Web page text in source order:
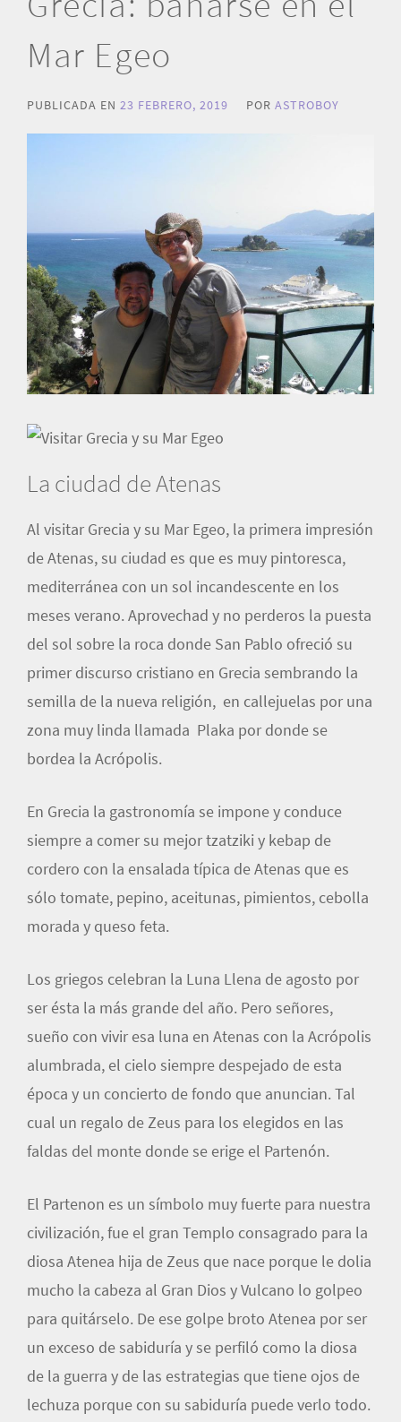
Mar Egeo
PUBLICADA EN 23 FEBRERO, 2019 POR ASTROBOY
La ciudad de Atenas
Al visitar Grecia y su Mar Egeo, la primera impresión
de Atenas, su ciudad es que es muy pintoresca,
mediterránea con un sol incandescente en los
meses verano. Aprovechad y no perderos la puesta
del sol sobre la roca donde San Pablo ofreció su
primer discurso cristiano en Grecia sembrando la
semilla de la nueva religión, en callejuelas por una
zona muy linda llamada Plaka por donde se
bordea la Acrópolis.
En Grecia la gastronomía se impone y conduce
siempre a comer su mejor tzatziki y kebap de
cordero con la ensalada típica de Atenas que es
sólo tomate, pepino, aceitunas, pimientos, cebolla
morada y queso feta.
Los griegos celebran la Luna Llena de agosto por
ser ésta la más grande del año. Pero señores,
sueño con vivir esa luna en Atenas con la Acrópolis
alumbrada, el cielo siempre despejado de esta
época y un concierto de fondo que anuncian. Tal
cual un regalo de Zeus para los elegidos en las
faldas del monte donde se erige el Partenón.
El Partenon es un símbolo muy fuerte para nuestra
civilización, fue el gran Templo consagrado para la
diosa Atenea hija de Zeus que nace porque le dolia
mucho la cabeza al Gran Dios y Vulcano lo golpeo
para quitárselo. De ese golpe broto Atenea por ser
un exceso de sabiduría y se perfiló como la diosa
de la guerra y de las estrategias que tiene ojos de
lechuza porque con su sabiduría puede verlo todo.